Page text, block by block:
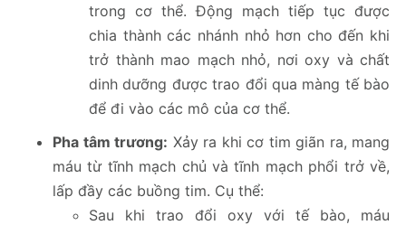
trong cơ thể. Động mạch tiếp tục được
chia thành các nhánh nhỏ hơn cho đến khi
trở thành mao mạch nhỏ, nơi oxy và chất
dinh dưỡng được trao đổi qua màng tế bào
để đi vào các mô của cơ thể.
Pha tâm trương: Xảy ra khi cơ tim giãn ra, mang
máu từ tĩnh mạch chủ và tĩnh mạch phổi trở về,
lấp đầy các buồng tim. Cụ thể:
Sau khi trao đổi oxy với tế bào, máu